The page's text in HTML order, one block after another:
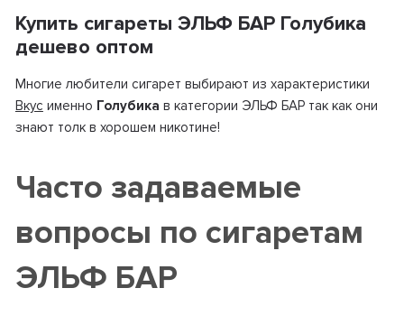
Купить сигареты ЭЛЬФ БАР Голубика
дешево оптом
Многие любители сигарет выбирают из характеристики
Вкус именно Голубика в категории ЭЛЬФ БАР так как они
знают толк в хорошем никотине!
Часто задаваемые
вопросы по сигаретам
ЭЛЬФ БАР